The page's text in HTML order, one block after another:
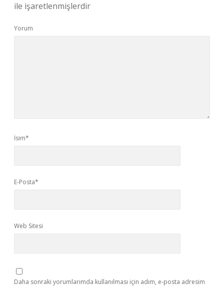
ile işaretlenmişlerdir
Yorum
İsim*
E-Posta*
Web Sitesi
Daha sonraki yorumlarımda kullanılması için adım, e-posta adresim